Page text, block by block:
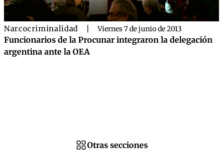
Narcocriminalidad Viernes 7 de junio de 2013
Funcionarios de la Procunar integraron la delegación
argentina ante la OEA
Otras secciones